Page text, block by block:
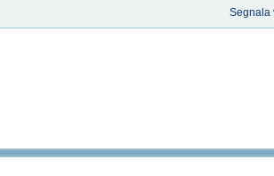
Segnala